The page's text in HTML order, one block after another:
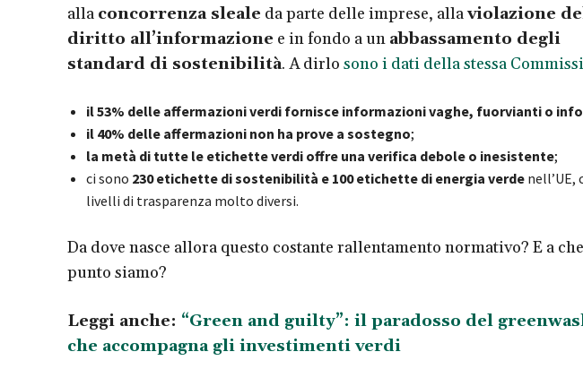
alla concorrenza sleale da parte delle imprese, allaviolazione
diritto all’informazione e in fondo a un abbassamento degli
standard di sostenibilità. A dirlo sono i dati della stessa
il 53% delle affermazioni verdi fornisce informazioni vaghe, fuorvianti o
il 40% delle affermazioni non ha prove a sostegno;
la metà di tutte le etichette verdi offre una verifica debole o inesistente;
ci sono 230 etichette di sostenibilità e 100 etichette di energia verdenell’UE,
livelli di trasparenza molto diversi.
Da dove nasce allora questo costante rallentamento normativo? E a che
punto siamo?
Leggi anche: “Green and guilty”: il paradosso del
che accompagna gli investimenti verdi